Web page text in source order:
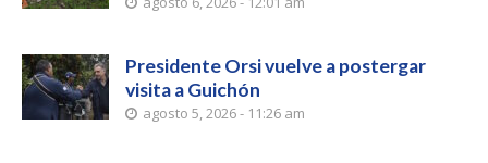
Presidente Orsi vuelve a postergar
visita a Guichón
agosto 5, 2026 - 11:26 am